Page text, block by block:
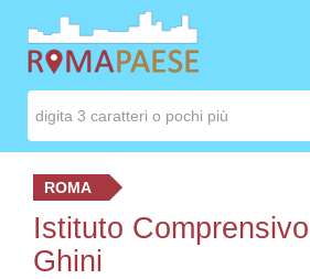
ROMA
Istituto
Ghini